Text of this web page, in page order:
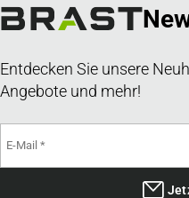
Entdecken Sie unsere
Angebote und mehr!